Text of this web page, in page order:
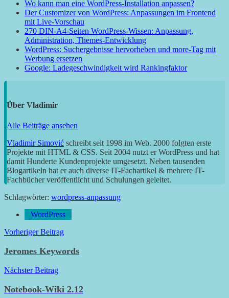
Wo kann man eine WordPress-Installation anpassen?
Der Customizer von WordPress: Anpassungen im Frontend
mit Live-Vorschau
270 DIN-A4-Seiten WordPress-Wissen: Anpassung,
Administration, Themes-Entwicklung
WordPress: Suchergebnisse hervorheben und more-Tag mit
Werbung ersetzen
Google: Ladegeschwindigkeit wird Rankingfaktor
Über Vladimir
Alle Beiträge ansehen
Vladimir Simović schreibt seit 1998 im Web. 2000 folgten erste
Projekte mit HTML & CSS. Seit 2004 nutzt er WordPress und hat
damit Hunderte Kundenprojekte umgesetzt. Neben tausenden
Blogartikeln hat er auch diverse IT-Fachartikel & mehrere IT-
Fachbücher veröffentlicht und Schulungen geleitet.
Schlagwörter: wordpress-anpassung
WordPress
Beitragsnavigation
Vorheriger Beitrag
Jeromes Keywords
Nächster Beitrag
Notebook-Wiki 2.12